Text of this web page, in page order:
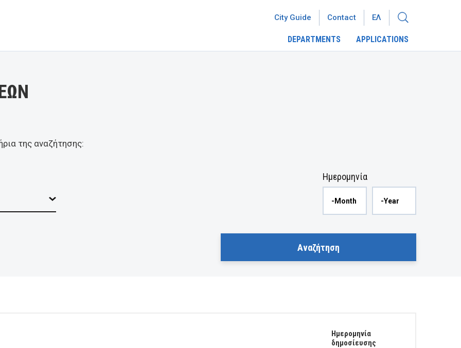
DEPARTMENTS APPLICATIONS
City Guide Contact ΕΛ
της αναζήτησης:
Ημερομηνία
Ημερομηνία
δημοσίευσης